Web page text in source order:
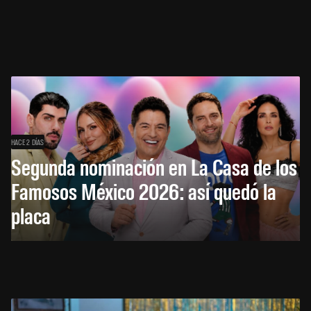
HACE 2 DÍAS
Segunda nominación en La Casa de los
Famosos México 2026: así quedó la
placa